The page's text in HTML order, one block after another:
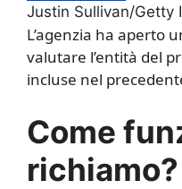
Justin Sullivan/Getty
L’agenzia ha aperto
valutare l’entità del
incluse nel
Come
richiamo?